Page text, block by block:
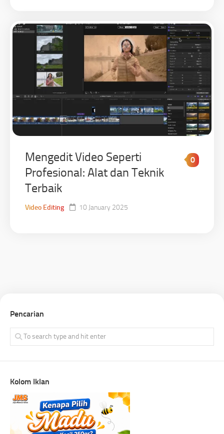
Mengedit Video Seperti
Profesional: Alat dan Teknik
Terbaik
0
Video Editing 10 January 2025
Pencarian
Kolom Iklan